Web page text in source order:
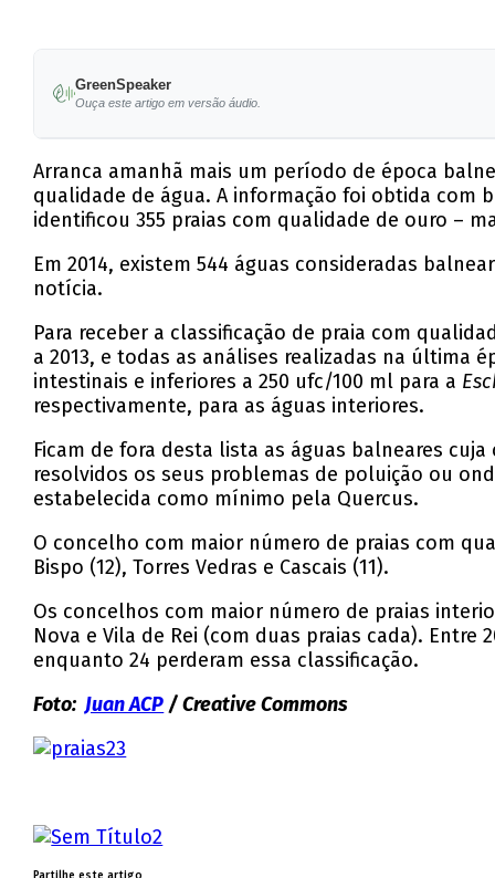
GreenSpeaker
Ouça este artigo em versão áudio.
Arranca amanhã mais um período de época
qualidade de água. A informação foi obtida com
identificou 355 praias com qualidade de ouro –
Em 2014, existem 544 águas consideradas
notícia.
Para receber a classificação de praia com
a 2013, e todas as análises realizadas na última
intestinais e inferiores a 250 ufc/100 ml para a
respectivamente, para as águas interiores.
Ficam de fora desta lista as águas balneares
resolvidos os seus problemas de poluição ou
estabelecida como mínimo pela Quercus.
O concelho com maior número de praias com
Bispo (12), Torres Vedras e Cascais (11).
Os concelhos com maior número de praias
Nova e Vila de Rei (com duas praias cada).
enquanto 24 perderam essa classificação.
Foto:Juan ACP / Creative Commons